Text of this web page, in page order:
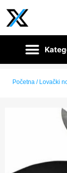
Početna / Lovački